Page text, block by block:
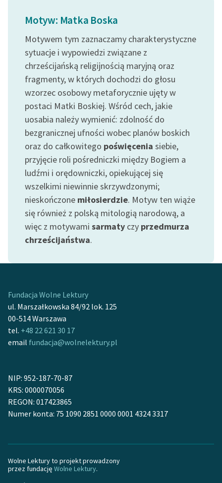
Zespół
Zasady wykorzystania
Wolnych Lektur
Logotypy
Materiały promocyjne
Polityka prywatności
Regulamin biblioteki
Dane fundacji i
sprawozdania finansowe
Regulamin darowizn
Informacja o treściach
wrażliwych
Motyw: Matka Boska
Motywem tym zaznaczamy charakterystyczne
sytuacje i wypowiedzi związane z
chrześcijańską religijnością maryjną oraz
fragmenty, w których dochodzi do głosu
wzorzec osobowy metaforycznie ujęty w
postaci Matki Boskiej. Wśród cech, jakie
uosabia należy wymienić: zdolność do
bezgranicznej ufności wobec planów boskich
oraz do całkowitego poświęcenia siebie,
przyjęcie roli pośredniczki między Bogiem a
ludźmi i orędowniczki, opiekującej się
wszelkimi niewinnie skrzywdzonymi;
nieskończone miłosierdzie. Motyw ten wiąże
się również z polską mitologią narodową, a
więc z motywami sarmaty czy przedmurza
chrześcijaństwa.
Fundacja Wolne Lektury
ul. Marszałkowska 84/92 lok. 125
00-514 Warszawa
tel. +48 22 621 30 17
email fundacja@wolnelektury.pl
NIP: 952-187-70-87
KRS: 0000070056
REGON: 017423865
Numer konta: 75 1090 2851 0000 0001 4324 3317
Wolne Lektury to projekt prowadzony
przez fundację Wolne Lektury.